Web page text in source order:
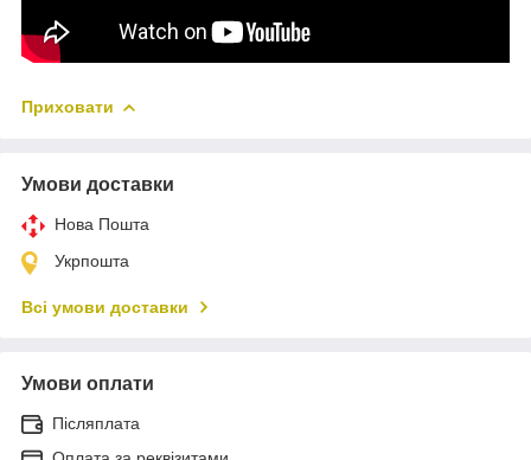
Приховати
Умови доставки
Нова Пошта
Укрпошта
Всі умови доставки
Умови оплати
Післяплата